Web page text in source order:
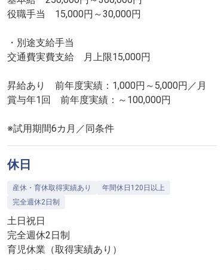
役職手当 15,000円～30,000円
・別途支給手当
交通費実費支給 月上限15,000円
昇給あり 前年度実績：1,000円～5,000円／月
賞与年1回 前年度実績：～100,000円
※試用期間6カ月／同条件
休日
産休・育休取得実績あり
年間休日120日以上
完全週休2日制
土日祝日
完全週休2日制
育児休業（取得実績あり）